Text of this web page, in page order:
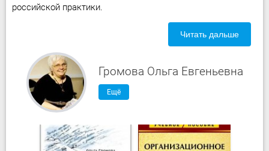
российской практики.
Читать дальше
Громова Ольга Евгеньевна
Ещё